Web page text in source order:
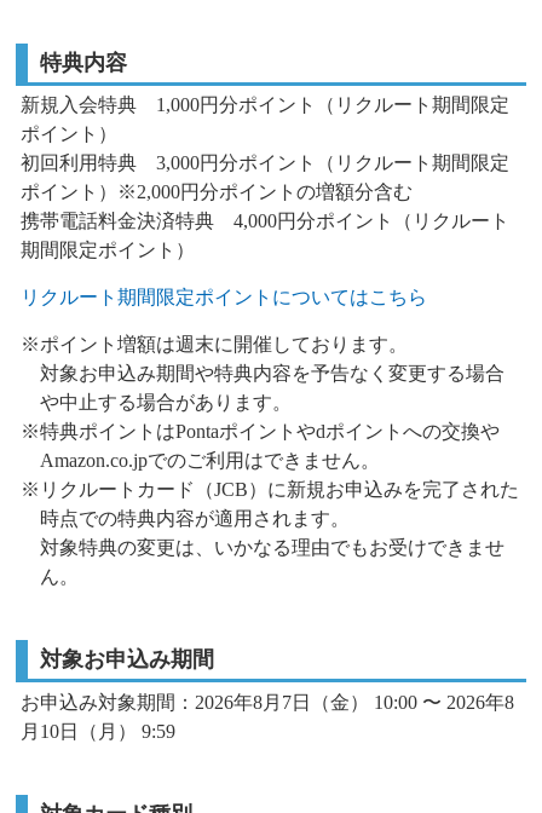
特典内容
新規入会特典 1,000円分ポイント（リクルート期間限定
ポイント）
初回利用特典 3,000円分ポイント（リクルート期間限定
ポイント） ※2,000円分ポイントの増額分含む
携帯電話料金決済特典 4,000円分ポイント（リクルート
期間限定ポイント）
リクルート期間限定ポイントについてはこちら
※ポイント増額は週末に開催しております。
対象お申込み期間や特典内容を予告なく変更する場合
や中止する場合があります。
※特典ポイントはPontaポイントやdポイントへの交換や
Amazon.co.jpでのご利用はできません。
※リクルートカード（JCB）に新規お申込みを完了された
時点での特典内容が適用されます。
対象特典の変更は、いかなる理由でもお受けできませ
ん。
対象お申込み期間
お申込み対象期間：2026年8月7日（金） 10:00 〜 2026年8
月10日（月） 9:59